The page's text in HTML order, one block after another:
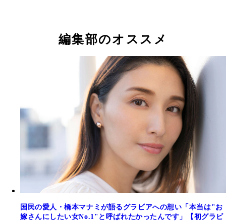
橋本マナミデジタル写真集『カラダごと癒してく
い』撮影／井ノ元浩二 価格／1,320円（税込）
編集部のオススメ
国民の愛人・橋本マナミが語るグラビアへの想い「本当は"お
嫁さんにしたい女No.1"と呼ばれたかったんです」【初グラビ